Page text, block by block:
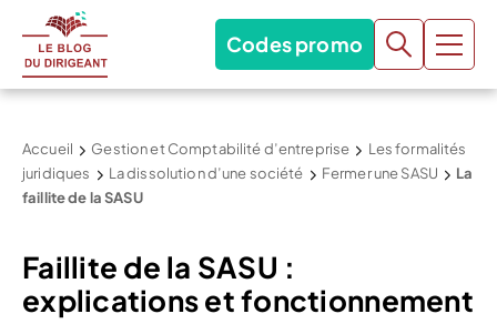
Codes promo
Accueil Gestion et Comptabilité d’entreprise
Les formalités
juridiques
La dissolution d’une société Fermer une SASU
La
faillite de la SASU
Faillite de la SASU :
explications et fonctionnement